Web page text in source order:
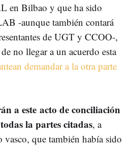
en Bilbao y que ha sido
-aunque también contará
de UGT y CCOO-,
no llegar a un acuerdo esta
demandar a la otra parte
a este acto de conciliación
la partes citadas, a
que también había sido